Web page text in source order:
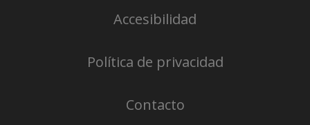
Accesibilidad
Política de privacidad
Contacto